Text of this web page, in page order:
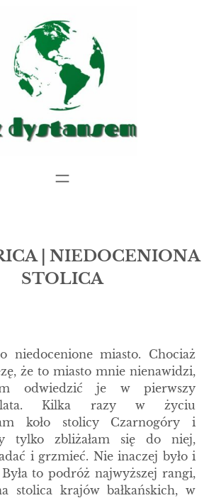
| NIEDOCENIONA
STOLICA
niedocenione miasto. Chociaż
że to miasto mnie nienawidzi,
odwiedzić je w pierwszy
lata. Kilka razy w życiu
koło stolicy Czarnogóry i
tylko zbliżałam się do niej,
i grzmieć. Nie inaczej było i
to podróż najwyższej rangi,
stolica krajów bałkańskich, w